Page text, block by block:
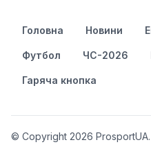
Головна Новини
Футбол ЧС-2026
Гаряча кнопка
© Copyright 2026